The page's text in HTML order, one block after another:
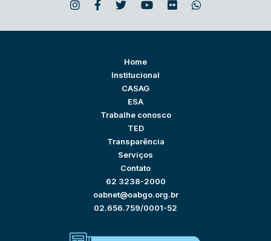
Home
Institucional
CASAG
ESA
Trabalhe conosco
TED
Transparência
Serviços
Contato
62 3238-2000
oabnet@oabgo.org.br
02.656.759/0001-52